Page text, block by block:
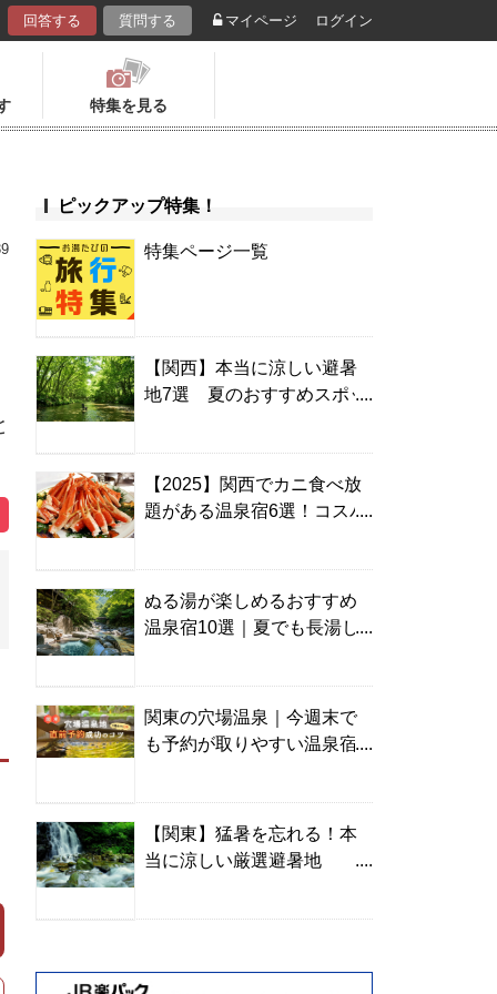
回答する 質問する マイページ ログイン
特集を見る
ピックアップ特集！
特集ページ一覧
【関西】本当に涼しい避暑
地7選 夏のおすすめスポッ
【2025】関西でカニ食べ放
題がある温泉宿6選！コスパ
ぬる湯が楽しめるおすすめ
温泉宿10選｜夏でも長湯し
関東の穴場温泉｜今週末で
も予約が取りやすい温泉宿
【関東】猛暑を忘れる！本
当に涼しい厳選避暑地